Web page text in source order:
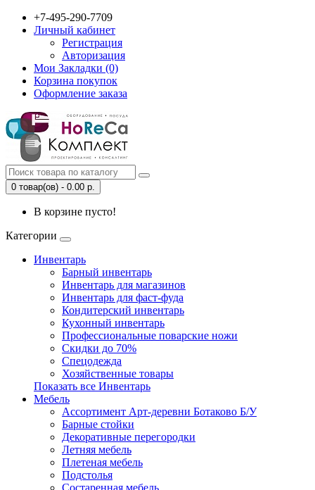
+7-495-290-7709
Личный кабинет
Регистрация
Авторизация
Мои Закладки (0)
Корзина покупок
Оформление заказа
0 товар(ов) - 0.00 р.
В корзине пусто!
Категории
Инвентарь
Барный инвентарь
Инвентарь для магазинов
Инвентарь для фаст-фуда
Кондитерский инвентарь
Кухонный инвентарь
Профессиональные поварские ножи
Скидки до 70%
Спецодежда
Хозяйственные товары
Показать все Инвентарь
Мебель
Ассортимент Арт-деревни Ботаково Б/У
Барные стойки
Декоративные перегородки
Летняя мебель
Плетеная мебель
Подстолья
Состаренная мебель